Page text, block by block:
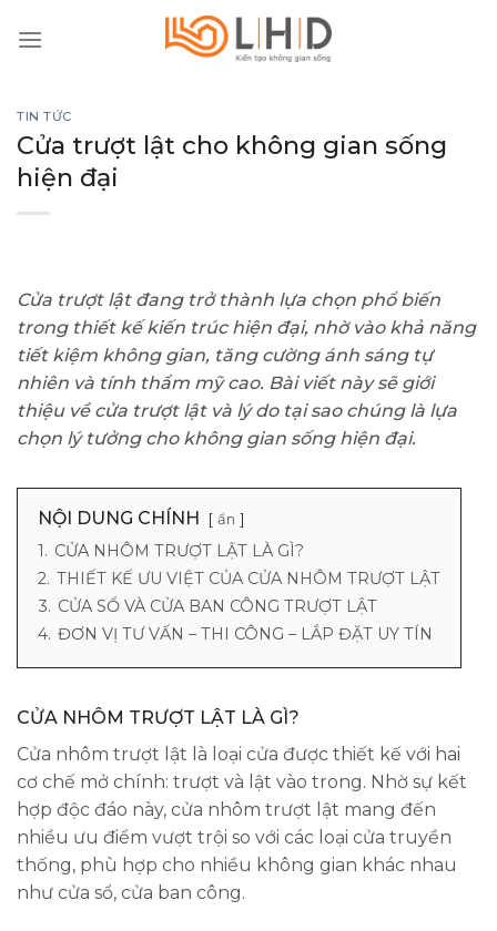
TIN TỨC
Cửa trượt lật cho không gian sống
hiện đại
Cửa trượt lật đang trở thành lựa chọn phổ biến
trong thiết kế kiến trúc hiện đại, nhờ vào khả năng
tiết kiệm không gian, tăng cường ánh sáng tự
nhiên và tính thẩm mỹ cao. Bài viết này sẽ giới
thiệu về cửa trượt lật và lý do tại sao chúng là lựa
chọn lý tưởng cho không gian sống hiện đại.
NỘI DUNG CHÍNH ẩn
1. CỬA NHÔM TRƯỢT LẬT LÀ GÌ?
2. THIẾT KẾ ƯU VIỆT CỦA CỬA NHÔM TRƯỢT LẬT
3. CỬA SỔ VÀ CỬA BAN CÔNG TRƯỢT LẬT
4. ĐƠN VỊ TƯ VẤN – THI CÔNG – LẮP ĐẶT UY TÍN
CỬA NHÔM TRƯỢT LẬT LÀ GÌ?
Cửa nhôm trượt lật là loại cửa được thiết kế với hai
cơ chế mở chính: trượt và lật vào trong. Nhờ sự kết
hợp độc đáo này, cửa nhôm trượt lật mang đến
nhiều ưu điểm vượt trội so với các loại cửa truyền
thống, phù hợp cho nhiều không gian khác nhau
như cửa sổ, cửa ban công.